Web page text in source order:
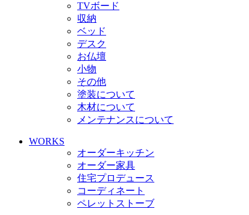
TVボード
収納
ベッド
デスク
お仏壇
小物
その他
塗装について
木材について
メンテナンスについて
WORKS
オーダーキッチン
オーダー家具
住宅プロデュース
コーディネート
ペレットストーブ